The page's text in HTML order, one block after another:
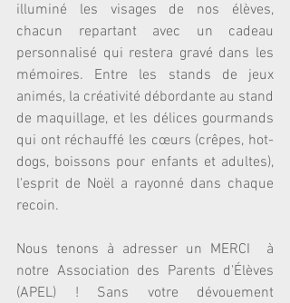
illuminé les visages de nos élèves,
chacun repartant avec un cadeau
personnalisé qui restera gravé dans les
mémoires. Entre les stands de jeux
animés, la créativité débordante au stand
de maquillage, et les délices gourmands
qui ont réchauffé les cœurs (crêpes, hot-
dogs, boissons pour enfants et adultes),
l'esprit de Noël a rayonné dans chaque
recoin.
Nous tenons à adresser un MERCI  à
notre Association des Parents d'Élèves
(APEL) ! Sans votre dévouement